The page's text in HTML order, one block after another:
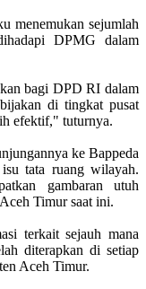
menemukan sejumlah
DPMG dalam
bagi DPD RI dalam
di tingkat pusat
efektif," tuturnya.
ke Bappeda
tata ruang wilayah.
gambaran utuh
Timur saat ini.
terkait sejauh mana
diterapkan di setiap
Aceh Timur.